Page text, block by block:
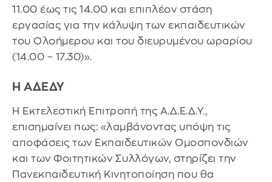
11.00 έως τις 14.00 και επιπλέον στάση
εργασίας για την κάλυψη των εκπαιδευτικών
του Ολοήμερου και του διευρυμένου ωραρίου
(14.00 – 17.30)».
Η ΑΔΕΔΥ
Η Εκτελεστική Επιτροπή της Α.Δ.Ε.Δ.Υ.,
επισημαίνει πως: «λαμβάνοντας υπόψη τις
αποφάσεις των Εκπαιδευτικών Ομοσπονδιών
και των Φοιτητικών Συλλόγων, στηρίζει την
Πανεκπαιδευτική Κινητοποίηση που θα